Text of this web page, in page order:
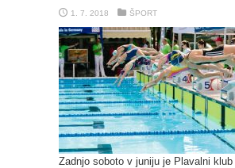
1. 7. 2018 ŠPORT
Zadnjo soboto v juniju je Plavalni